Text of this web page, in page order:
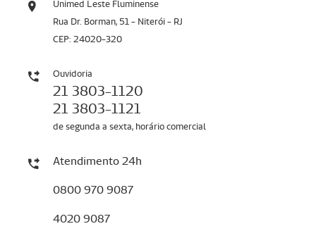
Unimed Leste Fluminense
Rua Dr. Borman, 51 - Niterói - RJ
CEP: 24020-320
Ouvidoria
21 3803-1120
21 3803-1121
de segunda a sexta, horário comercial
Atendimento 24h
0800 970 9087
4020 9087